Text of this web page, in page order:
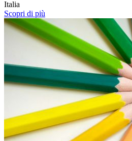
Italia
Scopri di più